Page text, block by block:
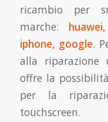
ricambio per
marche:
iphone, google.
alla riparazione
offre la
per la
touchscreen.